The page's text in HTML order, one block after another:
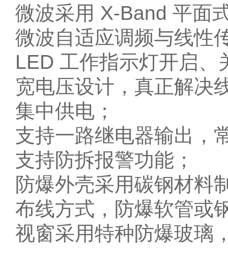
微波采用 X-Band 平面
微波自适应调频与线性
LED 工作指示灯开启、
宽电压设计，真正解决
集中供电；
支持一路继电器输出，
支持防拆报警功能；
防爆外壳采用碳钢材料
布线方式，防爆软管或
视窗采用特种防爆玻璃